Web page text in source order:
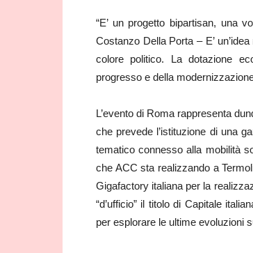
“E’ un progetto bipartisan, una
Costanzo Della Porta – E’
colore politico. La dotazione
progresso e della
L’evento di Roma rappresenta
che prevede l’istituzione di una
tematico connesso alla mobilità
che ACC sta realizzando a
Gigafactory italiana per la
“d’ufficio” il titolo di Capitale
per esplorare le ultime evoluzioni